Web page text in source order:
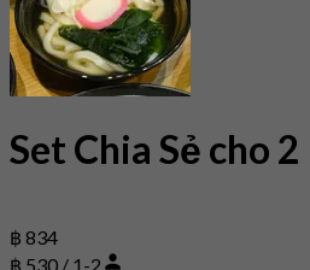
Set Chia Sẻ cho
฿ 834
฿ 530 / 1-2